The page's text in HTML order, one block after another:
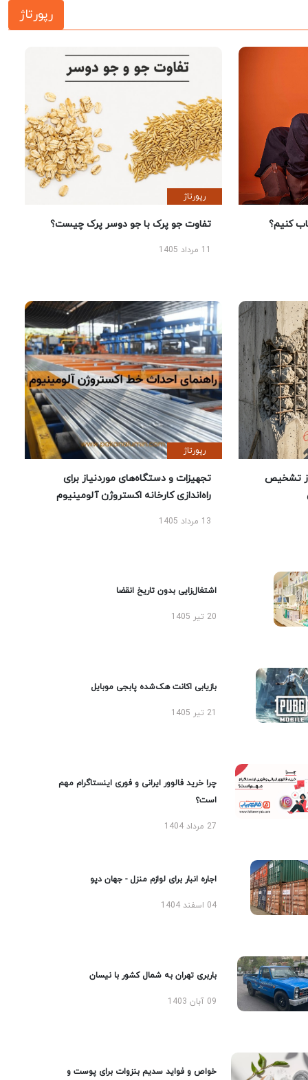
رپورتاژ
کنیم؟
رپورتاژ
تفاوت جو پرک با جو دوسر پرک چیست؟
تشخیص
رپورتاژ
تجهیزات و دستگاه‌های موردنیاز برای
راه‌اندازی کارخانه اکستروژن آلومینیوم
13 مرداد 1405
اشتغال‌زایی بدون تاریخ انقضا
20 تیر 1405
بازیابی اکانت هک‌شده پابجی موبایل
چرا خرید فالوور ایرانی و فوری اینستاگرام مهم
است؟
27 مرداد 1404
اجاره انبار برای لوازم منزل - جهان دپو
04 اسفند 1404
باربری تهران به شمال کشور با نیسان
09 آبان 1403
خواص و فواید سدیم بنزوات برای پوست و